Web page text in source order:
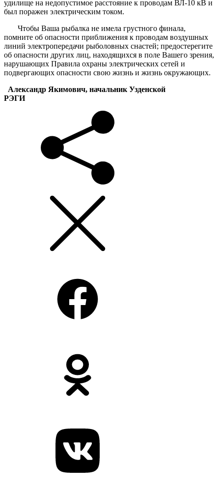
удилище на недопустимое расстояние к проводам ВЛ-10 кВ и
был поражен электрическим током.
Чтобы Ваша рыбалка не имела грустного финала,
помните об опасности приближения к проводам воздушных
линий электропередачи рыболовных снастей; предостерегите
об опасности других лиц, находящихся в поле Вашего зрения,
нарушающих Правила охраны электрических сетей и
подвергающих опасности свою жизнь и жизнь окружающих.
Александр Якимович, начальник Узденской
РЭГИ